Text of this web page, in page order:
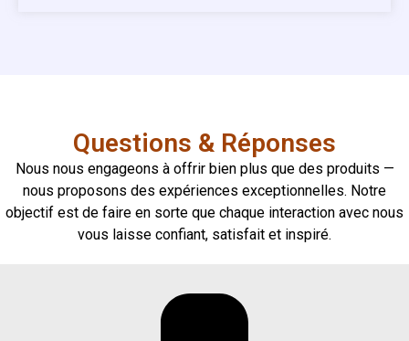
Questions & Réponses
Nous nous engageons à offrir bien plus que des produits —
nous proposons des expériences exceptionnelles. Notre
objectif est de faire en sorte que chaque interaction avec nous
vous laisse confiant, satisfait et inspiré.